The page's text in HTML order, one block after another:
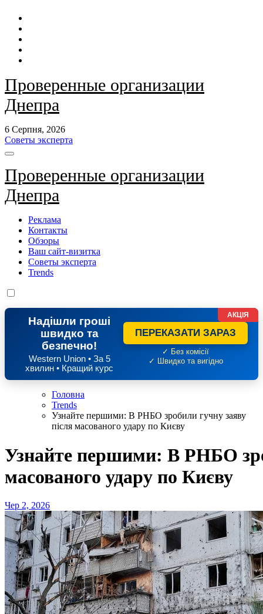
Перейти
контенту
Проверенные организации
Днепра
6 Серпня, 2026
Советы эксперта
Проверенные организации
Днепра
Реклама
Контакты
Обзоры
Ваш сайт-визитка
Советы эксперта
Trends
Надішли гроші
швидко та
безпечно!
Western Union • За 5
хвилин • Кращий курс
ПЕРЕКАЗАТИ ЗАРАЗ
✓ Без комісії
✓ Швидко та вигідно
АКЦІЯ
Головна
Trends
Узнайте першими: В РНБО зробили гучну заяву
після масованого удару по Києву
Узнайте першими: В РНБО
масованого удару по Києву
Чер 2, 2026